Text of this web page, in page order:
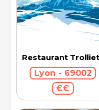
Restaurant
Lyon - 69002
€€